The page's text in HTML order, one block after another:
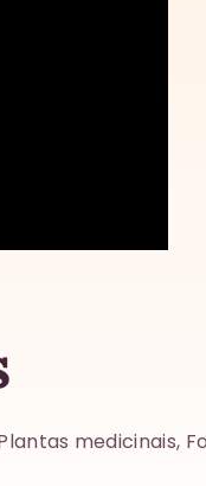
medicinais,